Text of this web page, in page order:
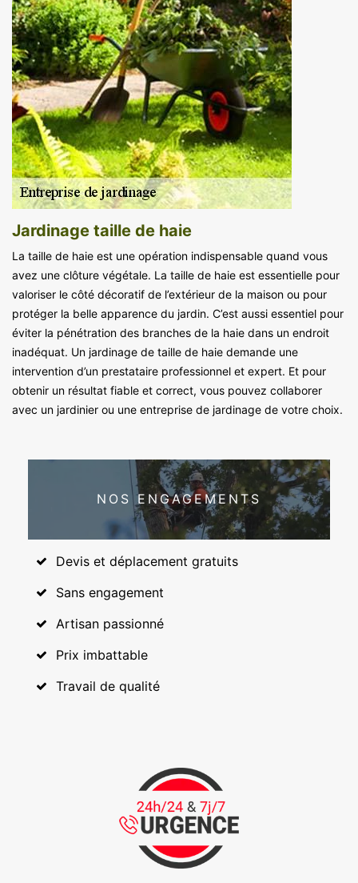
Jardinage taille de haie
La taille de haie est une opération indispensable quand vous
avez une clôture végétale. La taille de haie est essentielle pour
valoriser le côté décoratif de l’extérieur de la maison ou pour
protéger la belle apparence du jardin. C’est aussi essentiel pour
éviter la pénétration des branches de la haie dans un endroit
inadéquat. Un jardinage de taille de haie demande une
intervention d’un prestataire professionnel et expert. Et pour
obtenir un résultat fiable et correct, vous pouvez collaborer
avec un jardinier ou une entreprise de jardinage de votre choix.
NOS ENGAGEMENTS
Devis et déplacement gratuits
Sans engagement
Artisan passionné
Prix imbattable
Travail de qualité